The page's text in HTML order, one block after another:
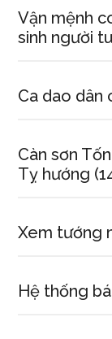
Vận mệnh
sinh người
Ca dao dân
Càn sơn
Tỵ hướng
Xem tướng
Hệ thống